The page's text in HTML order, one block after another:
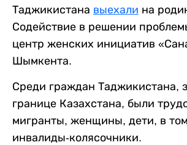
Таджикистана выехали на
Содействие в решении
центр женских инициатив
Шымкента.
Среди граждан Таджикистана,
границе Казахстана, были
мигранты, женщины, дети, в
инвалиды-колясочники.